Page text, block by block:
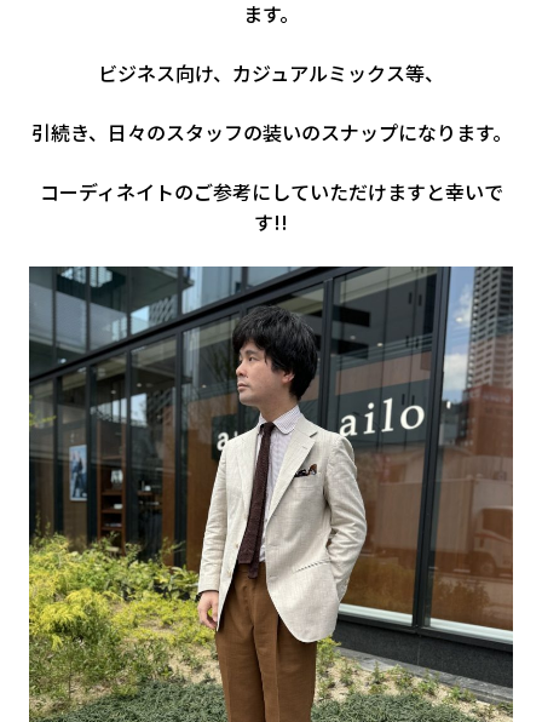
ます。
ビジネス向け、カジュアルミックス等、
引続き、日々のスタッフの装いのスナップになります。
コーディネイトのご参考にしていただけますと幸いで
す!!